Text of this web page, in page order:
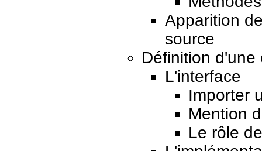
Apparition
source
Définition d'une
L'interface
Importer
Mention
Le rôle